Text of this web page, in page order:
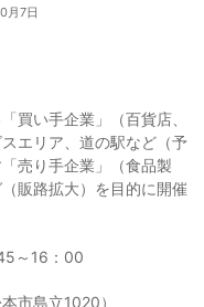
月7日
買い手企業」（百貨店、
エリア、道の駅など（予
売り手企業」（食品製
販路拡大）を目的に開催
～16：00
市島立1020）